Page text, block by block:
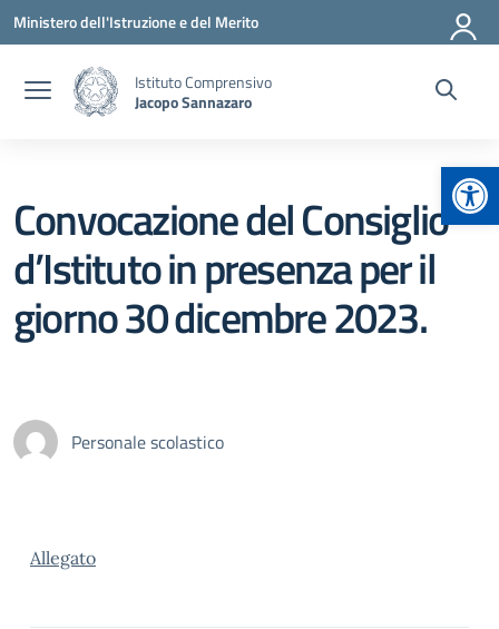
Vai ai contenuti
Vai al menu di navigazione
Vai al footer
Ministero dell'Istruzione e del Merito
Istituto Comprensivo
Jacopo Sannazaro
Convocazione del Consiglio
d’Istituto in presenza per il
giorno 30 dicembre 2023.
Personale scolastico
Allegato